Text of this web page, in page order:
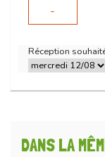
-
Réception
DANS LA